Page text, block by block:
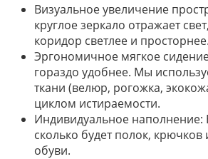
Визуальное увеличение
круглое зеркало отражает
коридор светлее и просторнее.
Эргономичное мягкое
гораздо удобнее. Мы
ткани (велюр, рогожка,
циклом истираемости.
Индивидуальное
сколько будет полок,
обуви.